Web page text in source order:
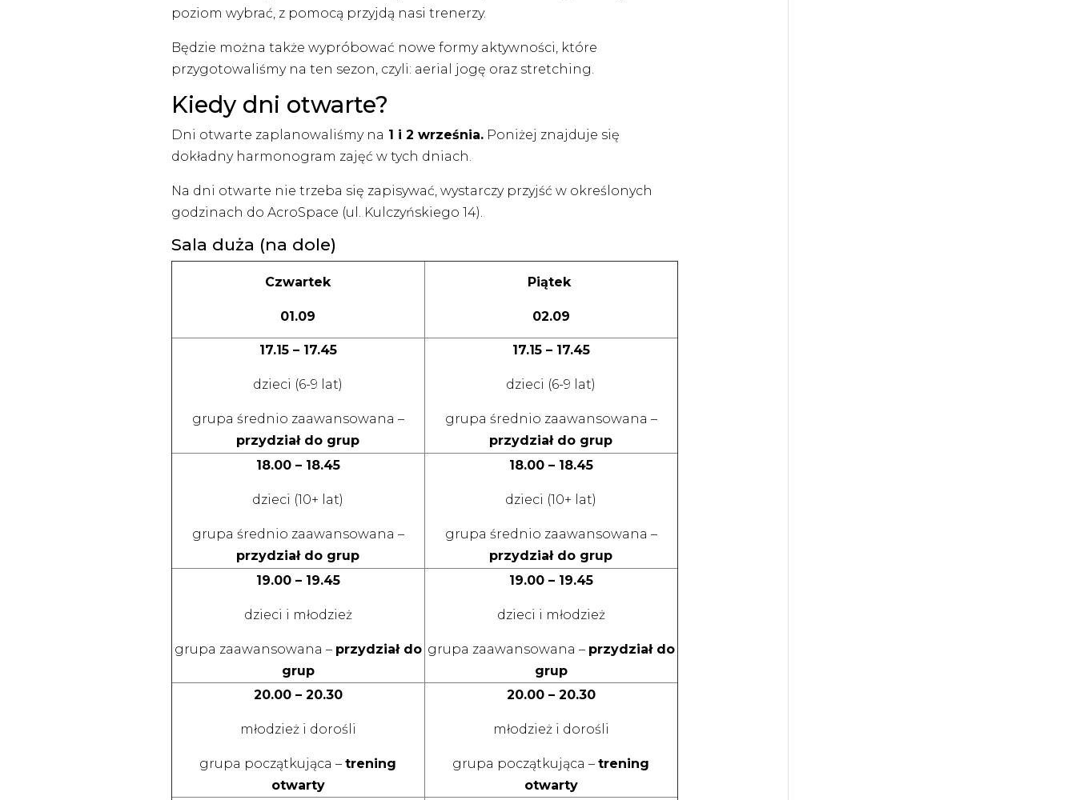
poziom wybrać, z pomocą przyjdą nasi trenerzy.
Będzie można także wypróbować nowe formy aktywności, które
przygotowaliśmy na ten sezon, czyli: aerial jogę oraz stretching.
Kiedy dni otwarte?
Dni otwarte zaplanowaliśmy na 1 i 2 września.Poniżej znajduje się
dokładny harmonogram zajęć w tych dniach.
Na dni otwarte nie trzeba się zapisywać, wystarczy przyjść w określonych
godzinach do AcroSpace (ul. Kulczyńskiego 14).
Sala duża (na dole)
Czwartek
01.09
Piątek
02.09
17.15 – 17.45
dzieci (6-9 lat)
grupa średnio zaawansowana –
przydział do grup
17.15 – 17.45
dzieci (6-9 lat)
grupa średnio zaawansowana –
przydział do grup
18.00 – 18.45
dzieci (10+ lat)
grupa średnio zaawansowana –
przydział do grup
18.00 – 18.45
dzieci (10+ lat)
grupa średnio zaawansowana –
przydział do grup
19.00 – 19.45
dzieci i młodzież
grupa zaawansowana – przydział do
grup
19.00 – 19.45
dzieci i młodzież
grupa zaawansowana – przydział do
grup
20.00 – 20.30
młodzież i dorośli
grupa początkująca –trening
otwarty
20.00 – 20.30
młodzież i dorośli
grupa początkująca –trening
otwarty